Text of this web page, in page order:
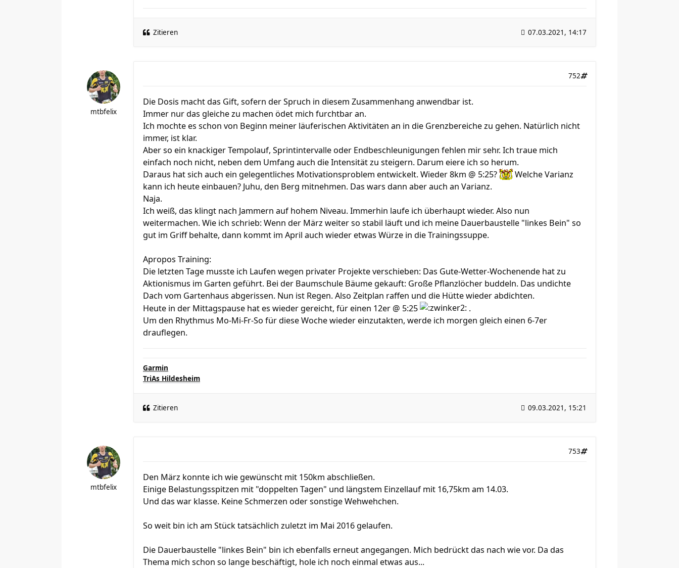
Zitieren 07.03.2021, 14:17
mtbfelix
752
Die Dosis macht das Gift, sofern der Spruch in diesem Zusammenhang anwendbar ist.
Immer nur das gleiche zu machen ödet mich furchtbar an.
Ich mochte es schon von Beginn meiner läuferischen Aktivitäten an in die Grenzbereiche zu gehen. Natürlich nicht
immer, ist klar.
Aber so ein knackiger Tempolauf, Sprintintervalle oder Endbeschleunigungen fehlen mir sehr. Ich traue mich
einfach noch nicht, neben dem Umfang auch die Intensität zu steigern. Darum eiere ich so herum.
Daraus hat sich auch ein gelegentliches Motivationsproblem entwickelt. Wieder 8km @ 5:25?
Welche Varianz
kann ich heute einbauen? Juhu, den Berg mitnehmen. Das wars dann aber auch an Varianz.
Naja.
Ich weiß, das klingt nach Jammern auf hohem Niveau. Immerhin laufe ich überhaupt wieder. Also nun
weitermachen. Wie ich schrieb: Wenn der März weiter so stabil läuft und ich meine Dauerbaustelle "linkes Bein" so
gut im Griff behalte, dann kommt im April auch wieder etwas Würze in die Trainingssuppe.
Apropos Training:
Die letzten Tage musste ich Laufen wegen privater Projekte verschieben: Das Gute-Wetter-Wochenende hat zu
Aktionismus im Garten geführt. Bei der Baumschule Bäume gekauft: Große Pflanzlöcher buddeln. Das undichte
Dach vom Gartenhaus abgerissen. Nun ist Regen. Also Zeitplan raffen und die Hütte wieder abdichten.
Heute in der Mittagspause hat es wieder gereicht, für einen 12er @ 5:25
.
Um den Rhythmus Mo-Mi-Fr-So für diese Woche wieder einzutakten, werde ich morgen gleich einen 6-7er
drauflegen.
Garmin
TriAs Hildesheim
Zitieren 09.03.2021, 15:21
mtbfelix
753
Den März konnte ich wie gewünscht mit 150km abschließen.
Einige Belastungsspitzen mit "doppelten Tagen" und längstem Einzellauf mit 16,75km am 14.03.
Und das war klasse. Keine Schmerzen oder sonstige Wehwehchen.
So weit bin ich am Stück tatsächlich zuletzt im Mai 2016 gelaufen.
Die Dauerbaustelle "linkes Bein" bin ich ebenfalls erneut angegangen. Mich bedrückt das nach wie vor. Da das
Thema mich schon so lange beschäftigt, hole ich noch einmal etwas aus...